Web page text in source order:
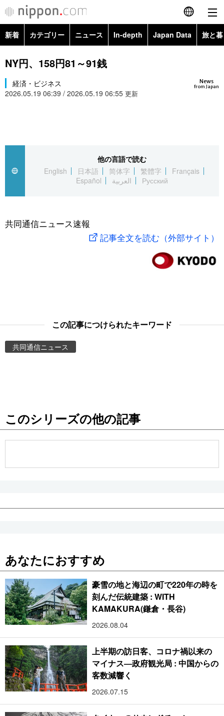
English
カテゴリー
スポーツ・東京2020
Topics
Images
お知らせ
公式SNS
新着 カテゴリー ニュース In-depth Japan Data 旅と
政治・外交
経済・ビジネス Images
NY円、158円81～91銭
News
from Japan
経済・ビジネス
2026.05.19 06:39 / 2026.05.19 06:55 更新
他の言語で読む
English
日本語 简体字 繁體字
Français
Español
العربية Русский
共同通信ニュース速報
記事全文を読む（外部サイト）
この記事につけられたキーワード
共同通信ニュース
このシリーズの他の記事
あなたにおすすめ
豪雪の地と海辺の町で220年の時を
刻んだ伝統建築 : WITH
KAMAKURA(鎌倉・長谷)
2026.08.04
上半期の訪日客、コロナ禍以来の
マイナス―政府観光局 : 中国からの
客数減響く
2026.07.15